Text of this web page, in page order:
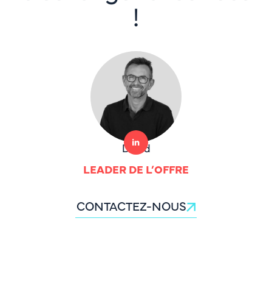
!
David
LEADER DE L’OFFRE
CONTACTEZ-NOUS